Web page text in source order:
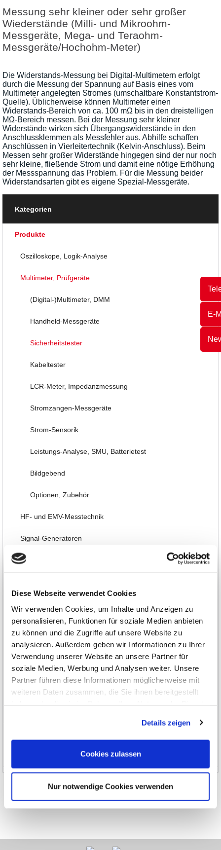
Diese Webseite verwendet Cookies
Wir verwenden Cookies, um Inhalte und Anzeigen zu
personalisieren, Funktionen für soziale Medien anbieten
zu können und die Zugriffe auf unsere Website zu
analysieren. Außerdem geben wir Informationen zu Ihrer
Verwendung unserer Website an unsere Partner für
soziale Medien, Werbung und Analysen weiter. Unsere
Partner führen diese Informationen möglicherweise mit
weiteren Daten zusammen, die Sie ihnen bereitgestellt
Details zeigen
Cookies zulassen
Nur notwendige Cookies verwenden
E-
Messung sehr kleiner oder sehr großer
Wiederstände (Milli- und Mikroohm-
Messgeräte, Mega- und Teraohm-
Messgeräte/Hochohm-Meter)
Die Widerstands-Messung bei Digital-Multimetern erfolgt
durch die Messung der Spannung auf Basis eines vom
Multimeter angelegten Stromes (umschaltbare Konstantstrom-
Quelle). Üblicherweise können Multimeter einen
Widerstands-Bereich von ca. 100 mΩ bis in den dreistelligen
MΩ-Bereich messen. Bei der Messung sehr kleiner
Widerstände wirken sich Übergangswiderstände in den
Anschlussklemmen als Messfehler aus. Abhilfe schaffen
Anschlüssen in Vierleitertechnik (Kelvin-Anschluss). Beim
Messen sehr großer Widerstände hingegen sind der nur noch
sehr kleine, fließende Strom und damit eine nötige Erhöhung
der Messspannung das Problem. Für die Messung beider
Widerstandsarten gibt es eigene Spezial-Messgeräte.
Kategorien
Produkte
Oszilloskope, Logik-Analyse
Multimeter, Prüfgeräte
(Digital-)Multimeter, DMM
Handheld-Messgeräte
Sicherheitstester
Kabeltester
LCR-Meter, Impedanzmessung
Stromzangen-Messgeräte
Strom-Sensorik
Leistungs-Analyse, SMU, Batterietest
Bildgebend
Optionen, Zubehör
HF- und EMV-Messtechnik
Signal-Generatoren
Labornetzteile, Power
Thermografie, Temperatur, Akustik, Umwelt
Schnittstellen, Datenübertragung
Automotive
Seminare, Bücher, Software